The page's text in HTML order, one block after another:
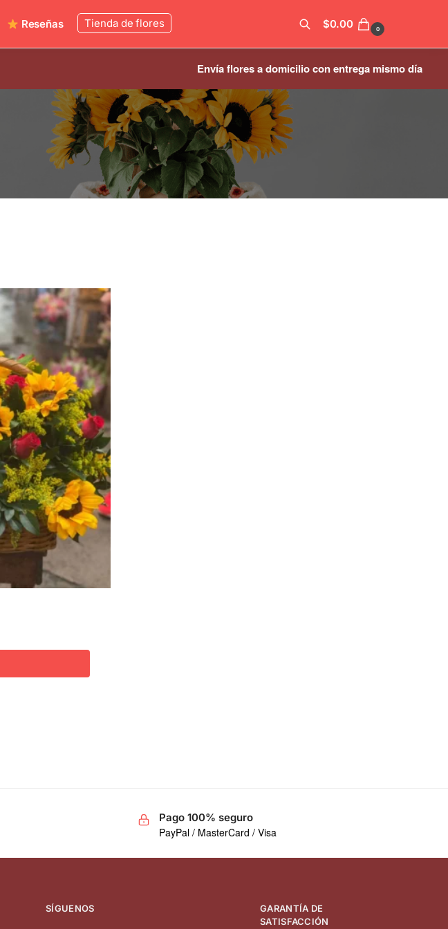
Reseñas Tienda de flores
Buscar
$0.00 0
Envía flores a domicilio con entrega mismo día
Pago 100% seguro
PayPal / MasterCard / Visa
SÍGUENOS
GARANTÍA DE
SATISFACCIÓN